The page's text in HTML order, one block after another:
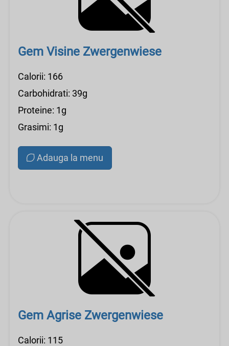
Gem Visine Zwergenwiese
Calorii: 166
Carbohidrati: 39g
Proteine: 1g
Grasimi: 1g
Adauga la menu
Gem Agrise Zwergenwiese
Calorii: 115